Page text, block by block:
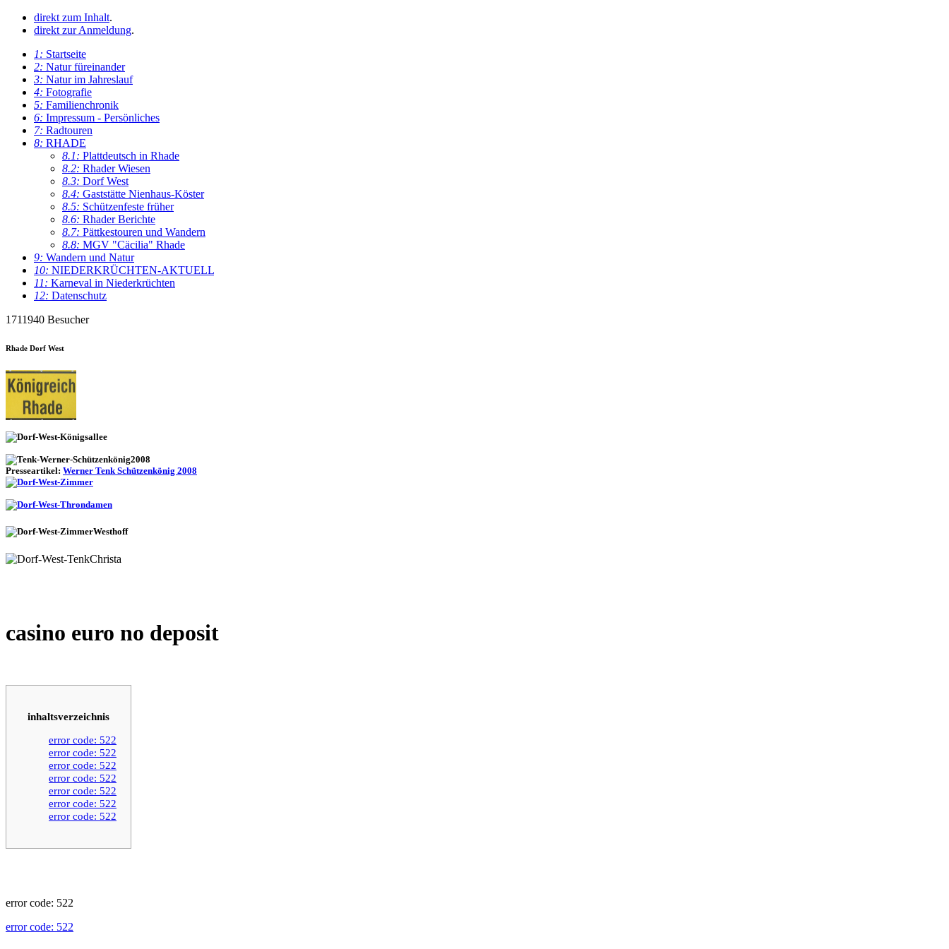
direkt zum Inhalt.
direkt zur Anmeldung.
1: Startseite
2: Natur füreinander
3: Natur im Jahreslauf
4: Fotografie
5: Familienchronik
6: Impressum - Persönliches
7: Radtouren
8: RHADE
8.1: Plattdeutsch in Rhade
8.2: Rhader Wiesen
8.3: Dorf West
8.4: Gaststätte Nienhaus-Köster
8.5: Schützenfeste früher
8.6: Rhader Berichte
8.7: Pättkestouren und Wandern
8.8: MGV "Cäcilia" Rhade
9: Wandern und Natur
10: NIEDERKRÜCHTEN-AKTUELL
11: Karneval in Niederkrüchten
12: Datenschutz
1711940 Besucher
Rhade Dorf West
Presseartikel: Werner Tenk Schützenkönig 2008
casino euro no deposit
inhaltsverzeichnis
error code: 522
error code: 522
error code: 522
error code: 522
error code: 522
error code: 522
error code: 522
error code: 522
error code: 522